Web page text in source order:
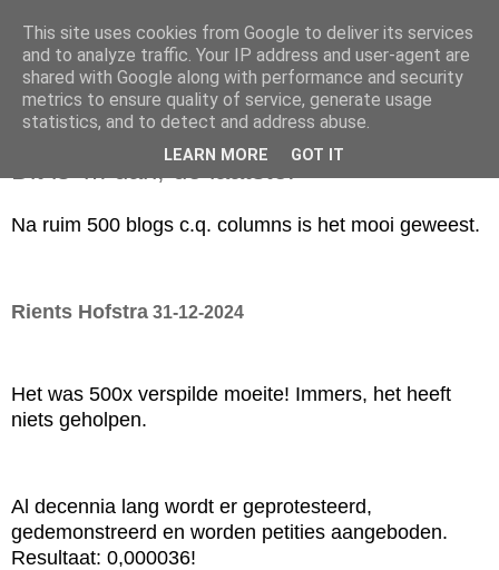
dinsdag 31 december 2024
Dit is ‘m dan, de laatste.
Na ruim 500 blogs c.q. columns is het mooi geweest.
Rients Hofstra 31-12-2024
Het was 500x verspilde moeite! Immers, het heeft
niets geholpen.
Al decennia lang wordt er geprotesteerd,
gedemonstreerd en worden petities aangeboden.
Resultaat: 0,000036!
This site uses cookies from Google to deliver its services
and to analyze traffic. Your IP address and user-agent are
shared with Google along with performance and security
metrics to ensure quality of service, generate usage
statistics, and to detect and address abuse.
LEARN MORE GOT IT